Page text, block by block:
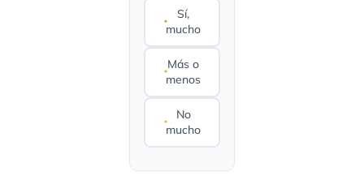
Sí,
mucho
Más o
menos
No
mucho